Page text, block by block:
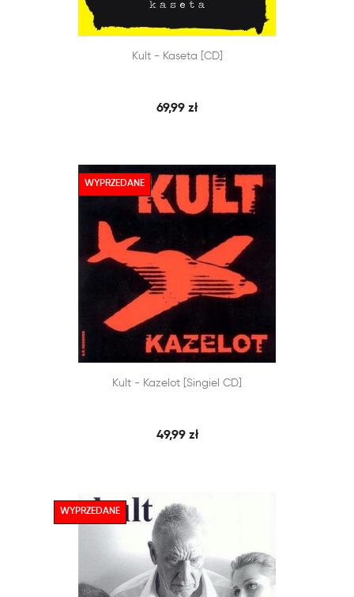
DODAJ DO KOSZYKA
 SZYBKI PODGLĄD
Kult - Kaseta [CD]
69,99 zł
DODAJ DO KOSZYKA
 SZYBKI PODGLĄD
Kult - Kazelot [singiel CD]
49,99 zł
WYPRZEDANE
WYPRZEDANE